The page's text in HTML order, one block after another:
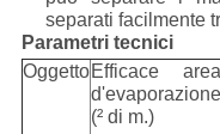
separati facilmente
Parametri tecnici
OggettoEfficace area
d'evaporazione
(² di m.)